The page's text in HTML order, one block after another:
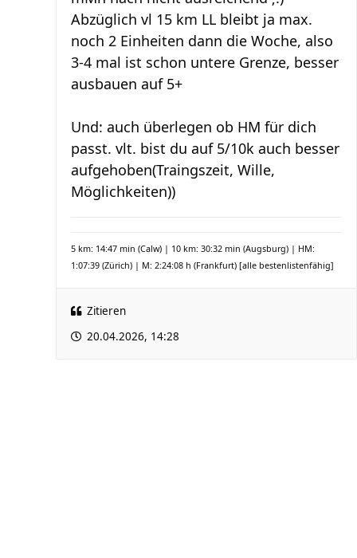
Abzüglich vl 15 km LL bleibt ja max.
noch 2 Einheiten dann die Woche, also
3-4 mal ist schon untere Grenze, besser
ausbauen auf 5+
Und: auch überlegen ob HM für dich
passt. vlt. bist du auf 5/10k auch besser
aufgehoben(Traingszeit, Wille,
Möglichkeiten))
5 km: 14:47 min (Calw) | 10 km: 30:32 min (Augsburg) | HM:
1:07:39 (Zürich) | M: 2:24:08 h (Frankfurt) [alle bestenlistenfähig]
Zitieren
20.04.2026, 14:28